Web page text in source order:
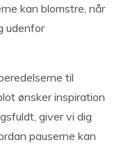
kan blomstre, når
udenfor
til
ønsker inspiration
giver vi dig
pauserne kan